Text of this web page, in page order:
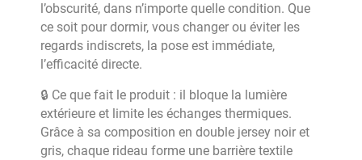
l’obscurité, dans n’importe quelle condition. Que
ce soit pour dormir, vous changer ou éviter les
regards indiscrets, la pose est immédiate,
l’efficacité directe.
🔒 Ce que fait le produit : il bloque la lumière
extérieure et limite les échanges thermiques.
Grâce à sa composition en double jersey noir et
gris, chaque rideau forme une barrière textile